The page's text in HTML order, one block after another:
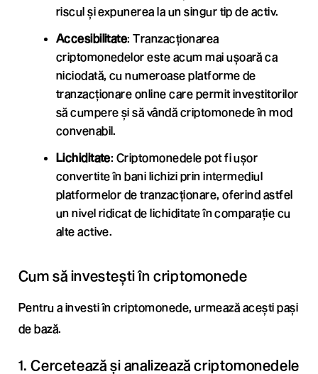
riscul și expunerea la un singur tip de activ.
Accesibilitate: Tranzacționarea
criptomonedelor este acum mai ușoară ca
niciodată, cu numeroase platforme de
tranzacționare online care permit investitorilor
să cumpere și să vândă criptomonede în mod
convenabil.
Lichiditate: Criptomonedele pot fi ușor
convertite în bani lichizi prin intermediul
platformelor de tranzacționare, oferind astfel
un nivel ridicat de lichiditate în comparație cu
alte active.
Cum să investești în criptomonede
Pentru a investi în criptomonede, urmează acești pași
de bază.
1. Cercetează și analizează criptomonedele